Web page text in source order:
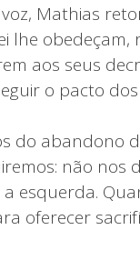
Mathias
lhe
aos seus
o pacto
do abandono
não
esquerda.
oferecer